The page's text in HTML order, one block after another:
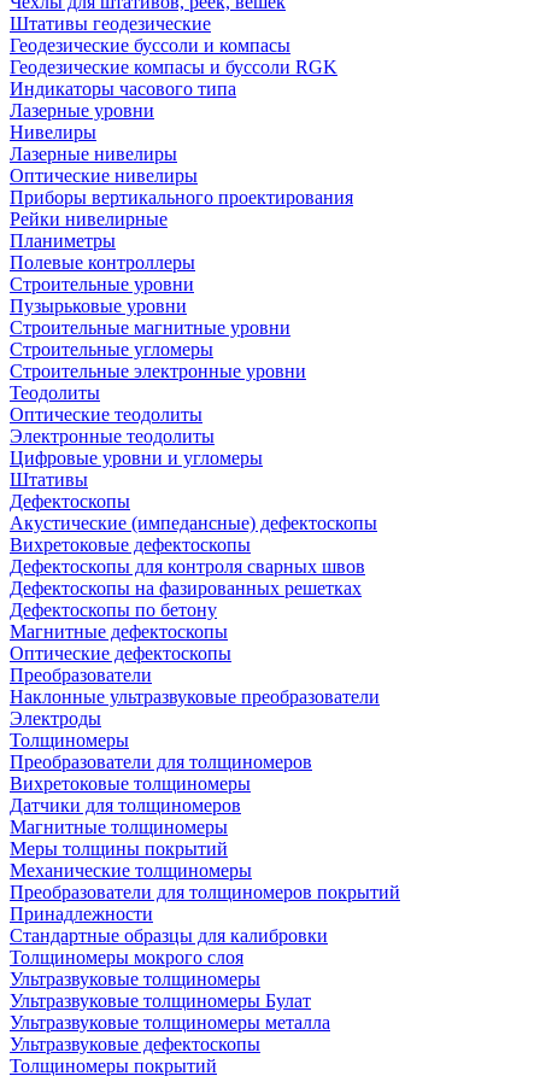
Штативы геодезические
Геодезические буссоли и компасы
Геодезические компасы и буссоли RGK
Индикаторы часового типа
Лазерные уровни
Нивелиры
Лазерные нивелиры
Оптические нивелиры
Приборы вертикального проектирования
Рейки нивелирные
Планиметры
Полевые контроллеры
Строительные уровни
Пузырьковые уровни
Строительные магнитные уровни
Строительные угломеры
Строительные электронные уровни
Теодолиты
Оптические теодолиты
Электронные теодолиты
Цифровые уровни и угломеры
Штативы
Дефектоскопы
Акустические (импедансные) дефектоскопы
Вихретоковые дефектоскопы
Дефектоскопы для контроля сварных швов
Дефектоскопы на фазированных решетках
Дефектоскопы по бетону
Магнитные дефектоскопы
Оптические дефектоскопы
Преобразователи
Наклонные ультразвуковые преобразователи
Электроды
Толщиномеры
Преобразователи для толщиномеров
Вихретоковые толщиномеры
Датчики для толщиномеров
Магнитные толщиномеры
Меры толщины покрытий
Механические толщиномеры
Преобразователи для толщиномеров покрытий
Принадлежности
Стандартные образцы для калибровки
Толщиномеры мокрого слоя
Ультразвуковые толщиномеры
Ультразвуковые толщиномеры Булат
Ультразвуковые толщиномеры металла
Ультразвуковые дефектоскопы
Толщиномеры покрытий